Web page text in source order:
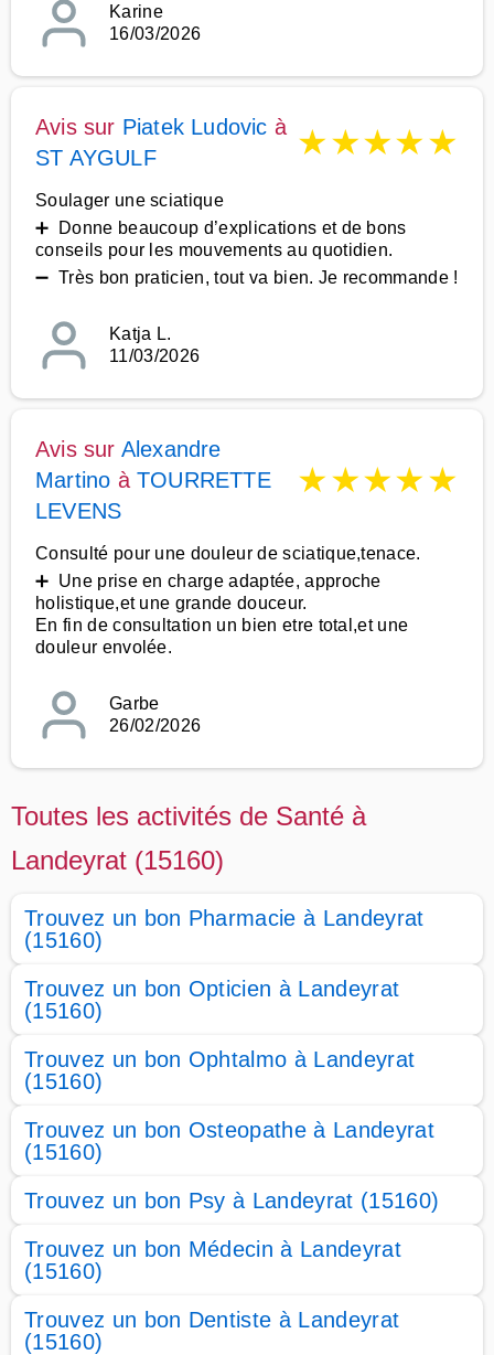
Karine
16/03/2026
Avis sur Piatek Ludovic à
ST AYGULF
★★★★★
Soulager une sciatique
➕ Donne beaucoup d’explications et de bons
conseils pour les mouvements au quotidien.
➖ Très bon praticien, tout va bien. Je recommande !
Katja L.
11/03/2026
Avis sur Alexandre
Martino àTOURRETTE
LEVENS
★★★★★
Consulté pour une douleur de sciatique,tenace.
➕ Une prise en charge adaptée, approche
holistique,et une grande douceur.
En fin de consultation un bien etre total,et une
douleur envolée.
Garbe
26/02/2026
Toutes les activités de Santé à
Landeyrat (15160)
Trouvez un bon Pharmacie à Landeyrat
(15160)
Trouvez un bon Opticien à Landeyrat
(15160)
Trouvez un bon Ophtalmo à Landeyrat
(15160)
Trouvez un bon Osteopathe à Landeyrat
(15160)
Trouvez un bon Psy à Landeyrat (15160)
Trouvez un bon Médecin à Landeyrat
(15160)
Trouvez un bon Dentiste à Landeyrat
(15160)